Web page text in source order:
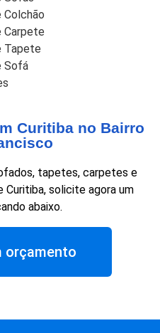
Colchão
Carpete
Tapete
Sofá
Curitiba no Bairro
tapetes, carpetes e
solicite agora um
abaixo.
orçamento